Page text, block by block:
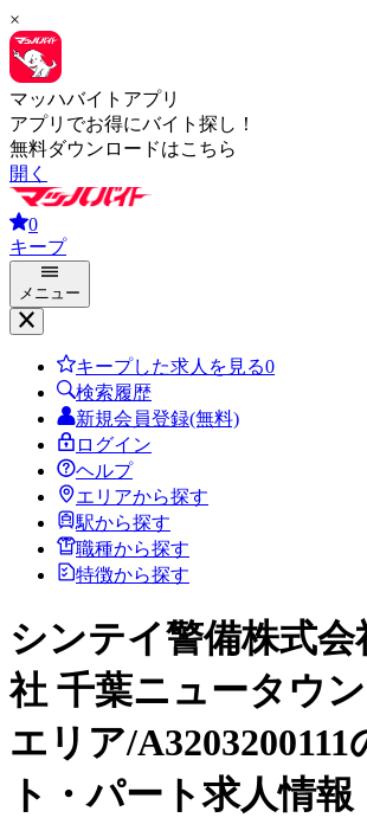
×
マッハバイトアプリ
アプリでお得にバイト探し！
無料ダウンロードはこちら
開く
0
キープ
メニュー
キープした求人を見る0
検索履歴
新規会員登録(無料)
ログイン
ヘルプ
エリアから探す
駅から探す
職種から探す
特徴から探す
シンテイ警備株式会
社 千葉ニュータウ
エリア/A3203200111
ト・パート求人情報